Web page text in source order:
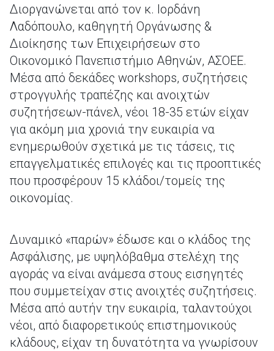
Διοργανώνεται από τον κ. Ιορδάνη
Λαδόπουλο, καθηγητή Οργάνωσης &
Διοίκησης των Επιχειρήσεων στο
Οικονομικό Πανεπιστήμιο Αθηνών, ΑΣΟΕΕ.
Μέσα από δεκάδες workshops, συζητήσεις
στρογγυλής τραπέζης και ανοιχτών
συζητήσεων-πάνελ, νέοι 18-35 ετών είχαν
για ακόμη μια χρονιά την ευκαιρία να
ενημερωθούν σχετικά με τις τάσεις, τις
επαγγελματικές επιλογές και τις προοπτικές
που προσφέρουν 15 κλάδοι/τομείς της
οικονομίας.
Δυναμικό «παρών» έδωσε και ο κλάδος της
Ασφάλισης, με υψηλόβαθμα στελέχη της
αγοράς να είναι ανάμεσα στους εισηγητές
που συμμετείχαν στις ανοιχτές συζητήσεις.
Μέσα από αυτήν την ευκαιρία, ταλαντούχοι
νέοι, από διαφορετικούς επιστημονικούς
κλάδους, είχαν τη δυνατότητα να γνωρίσουν